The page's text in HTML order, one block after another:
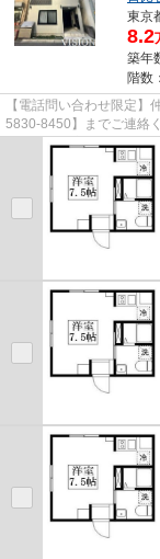
東京
8.2
築年
階数
【電話問い合わせ限定
5830-8450】までご連絡ください。 駅徒歩10分以内 バス
温水洗浄便座 2面採光